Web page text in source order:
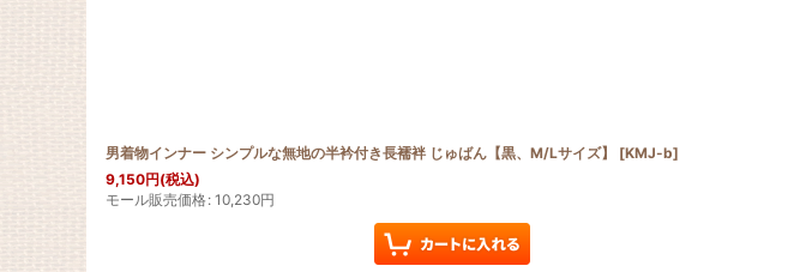
男着物インナー シンプルな無地の半衿付き長襦袢 じゅばん【黒、M/Lサイズ】 [KMJ-b]
9,150円(税込)
モール販売価格: 10,230円